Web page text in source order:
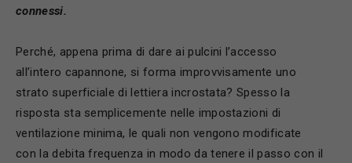
connessi.
Perché, appena prima di dare ai pulcini l’accesso
all’intero capannone, si forma improvvisamente uno
strato superficiale di lettiera incrostata? Spesso la
risposta sta semplicemente nelle impostazioni di
ventilazione minima, le quali non vengono modificate
con la debita frequenza in modo da tenere il passo con il